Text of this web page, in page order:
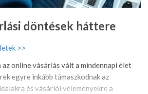
döntések háttere
>>
online vásárlás vált a mindennapi élet
egyre inkább támaszkodnak az
és vásárlói véleményekre a